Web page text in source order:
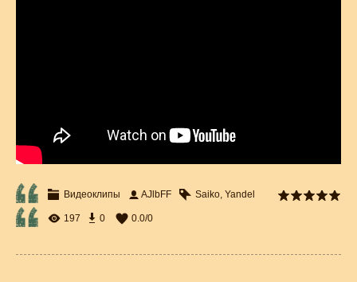
Видеоклипы AJlbFF Saiko, Yandel
197 0 0.0/0